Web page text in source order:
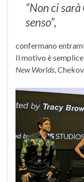
“Non ci
senso”,
confermano
Il motivo è
New Worlds,